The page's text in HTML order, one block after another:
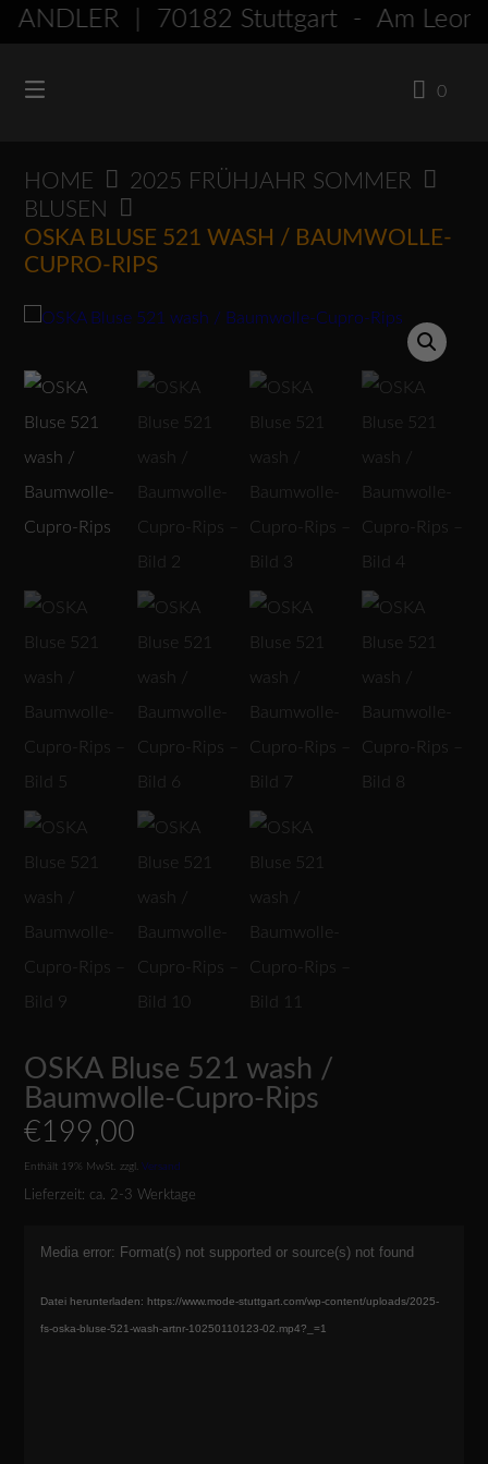
Springen
Inhalt
| 70182 Stuttgart - Am
0
HOME
2025 FRÜHJAHR SOMMER
BLUSEN
OSKA BLUSE 521 WASH / BAUMWOLLE-
CUPRO-RIPS
OSKA Bluse 521 wash /
Baumwolle-Cupro-Rips
€199,00
Enthält 19% MwSt. zzgl.Versand
Lieferzeit: ca. 2-3 Werktage
Media error: Format(s) not supported or source(s) not found
Datei herunterladen: https://www.mode-stuttgart.com/wp-content/uploads/2025-
fs-oska-bluse-521-wash-artnr-10250110123-02.mp4?_=1